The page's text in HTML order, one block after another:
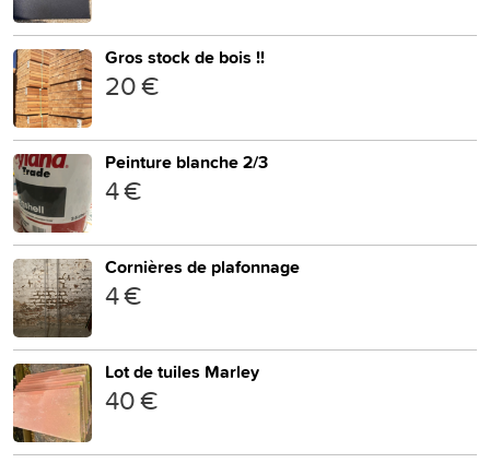
Gros stock de bois !!
20 €
Peinture blanche 2/3
4 €
Cornières de plafonnage
4 €
Lot de tuiles Marley
40 €